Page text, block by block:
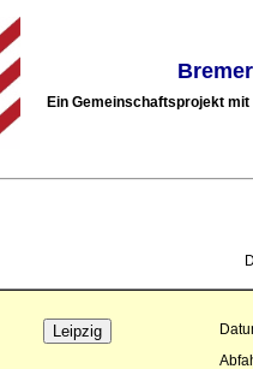
Ein Gemeinschaftsprojekt